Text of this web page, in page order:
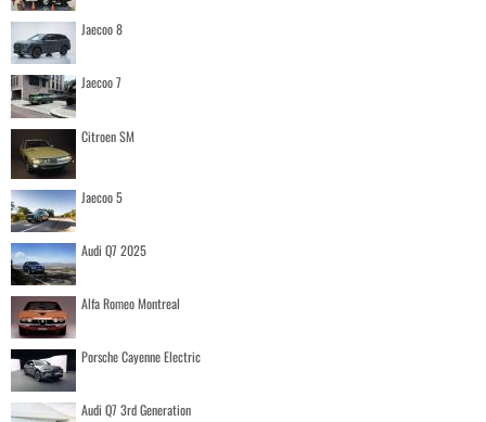
Jaecoo 8
Jaecoo 7
Citroen SM
Jaecoo 5
Audi Q7 2025
Alfa Romeo Montreal
Porsche Cayenne Electric
Audi Q7 3rd Generation